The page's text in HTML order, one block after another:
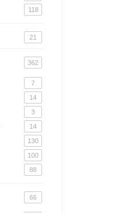
118
21
362
7
14
3
14
130
100
88
66